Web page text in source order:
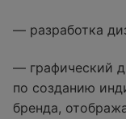
— разработка
— графический
по созданию
бренда,